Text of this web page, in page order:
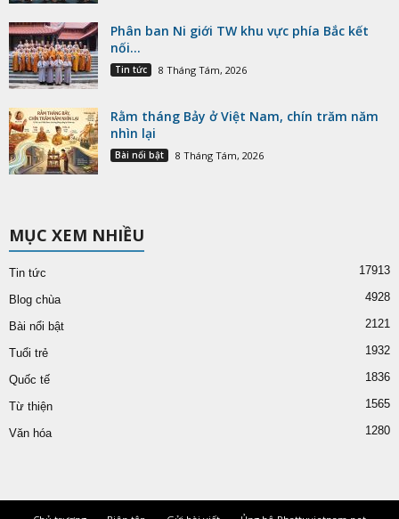
Phân ban Ni giới TW khu vực phía Bắc kết
nối...
Tin tức 8 Tháng Tám, 2026
Rằm tháng Bảy ở Việt Nam, chín trăm năm
nhìn lại
Bài nổi bật 8 Tháng Tám, 2026
MỤC XEM NHIỀU
Tin tức 17913
Blog chùa 4928
Bài nổi bật 2121
Tuổi trẻ 1932
Quốc tế 1836
Từ thiện 1565
Văn hóa 1280